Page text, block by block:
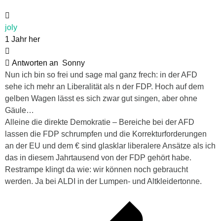
joly
1 Jahr her
Antworten an Sonny
Nun ich bin so frei und sage mal ganz frech: in der AFD
sehe ich mehr an Liberalität als n der FDP. Hoch auf dem
gelben Wagen lässt es sich zwar gut singen, aber ohne
Gäule…
Alleine die direkte Demokratie – Bereiche bei der AFD
lassen die FDP schrumpfen und die Korrekturforderungen
an der EU und dem € sind glasklar liberalere Ansätze als ich
das in diesem Jahrtausend von der FDP gehört habe.
Restrampe klingt da wie: wir können noch gebraucht
werden. Ja bei ALDI in der Lumpen- und Altkleidertonne.